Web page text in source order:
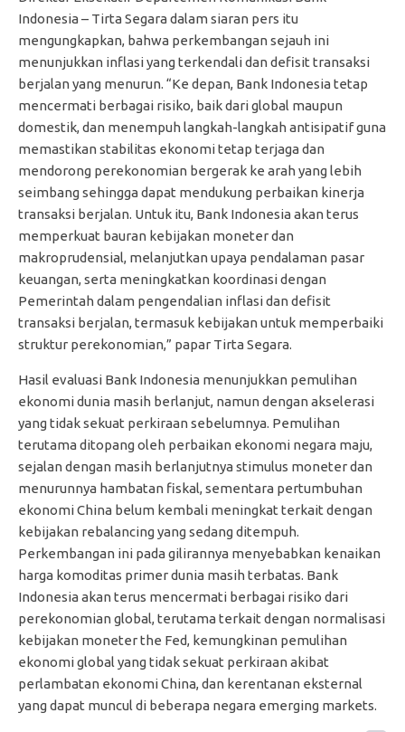
Indonesia – Tirta Segara dalam siaran pers itu
mengungkapkan, bahwa perkembangan sejauh ini
menunjukkan inflasi yang terkendali dan defisit transaksi
berjalan yang menurun. “Ke depan, Bank Indonesia tetap
mencermati berbagai risiko, baik dari global maupun
domestik, dan menempuh langkah-langkah antisipatif guna
memastikan stabilitas ekonomi tetap terjaga dan
mendorong perekonomian bergerak ke arah yang lebih
seimbang sehingga dapat mendukung perbaikan kinerja
transaksi berjalan. Untuk itu, Bank Indonesia akan terus
memperkuat bauran kebijakan moneter dan
makroprudensial, melanjutkan upaya pendalaman pasar
keuangan, serta meningkatkan koordinasi dengan
Pemerintah dalam pengendalian inflasi dan defisit
transaksi berjalan, termasuk kebijakan untuk memperbaiki
struktur perekonomian,” papar Tirta Segara.
Hasil evaluasi Bank Indonesia menunjukkan pemulihan
ekonomi dunia masih berlanjut, namun dengan akselerasi
yang tidak sekuat perkiraan sebelumnya. Pemulihan
terutama ditopang oleh perbaikan ekonomi negara maju,
sejalan dengan masih berlanjutnya stimulus moneter dan
menurunnya hambatan fiskal, sementara pertumbuhan
ekonomi China belum kembali meningkat terkait dengan
kebijakan rebalancing yang sedang ditempuh.
Perkembangan ini pada gilirannya menyebabkan kenaikan
harga komoditas primer dunia masih terbatas. Bank
Indonesia akan terus mencermati berbagai risiko dari
perekonomian global, terutama terkait dengan normalisasi
kebijakan moneter the Fed, kemungkinan pemulihan
ekonomi global yang tidak sekuat perkiraan akibat
perlambatan ekonomi China, dan kerentanan eksternal
yang dapat muncul di beberapa negara emerging markets.